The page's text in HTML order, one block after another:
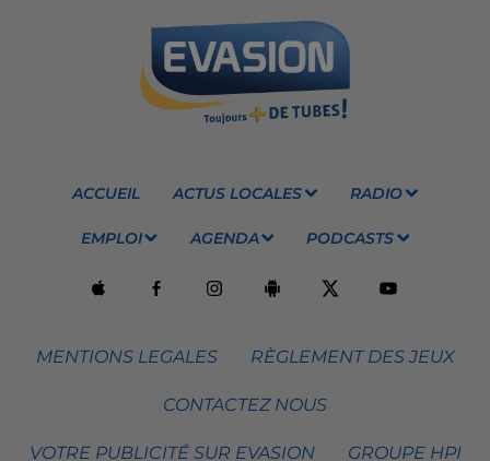
ACCUEIL ACTUS LOCALES RADIO
EMPLOI AGENDA PODCASTS
MENTIONS LEGALES RÈGLEMENT DES JEUX
CONTACTEZ NOUS
VOTRE PUBLICITÉ SUR EVASION GROUPE HPI